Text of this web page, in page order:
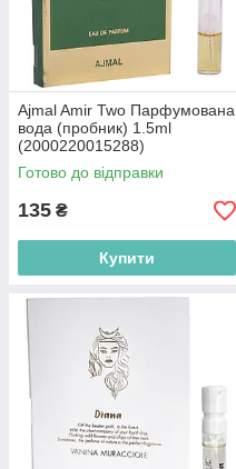
Ajmal Amir Two Парфумована
вода (пробник) 1.5ml
(2000220015288)
Готово до відправки
135 ₴
Купити